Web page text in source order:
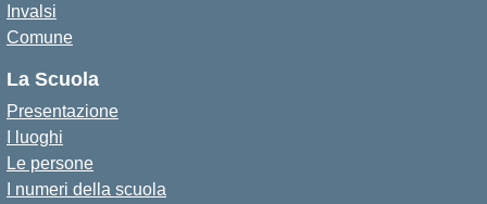
Invalsi
Comune
La Scuola
Presentazione
I luoghi
Le persone
I numeri della scuola